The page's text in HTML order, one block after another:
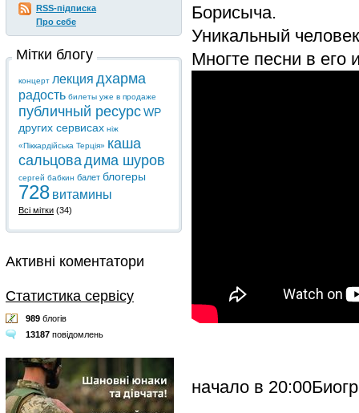
Борисыча.
Уникальный
Многте песни в его
начало в
RSS-підписка
Про себе
Мітки блогу
концерт лекция дхарма
радость билеты уже в продаже
публичный ресурсWP
других сервисах ніж
«Піккардійська Терція» каша
сальцовадима шуров
сергей бабкин балет блогеры
728 витамины
Всі мітки (34)
Активні коментатори
Статистика сервісу
989 блогів
13187 повідомлень